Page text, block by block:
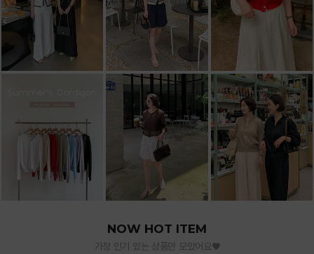
NOW HOT ITEM
가장 인기 있는 상품만 모았어요♥